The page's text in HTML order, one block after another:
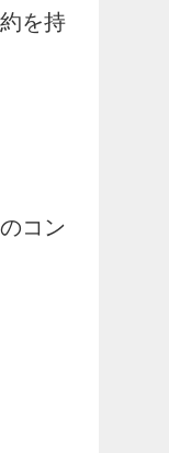
を持
コン